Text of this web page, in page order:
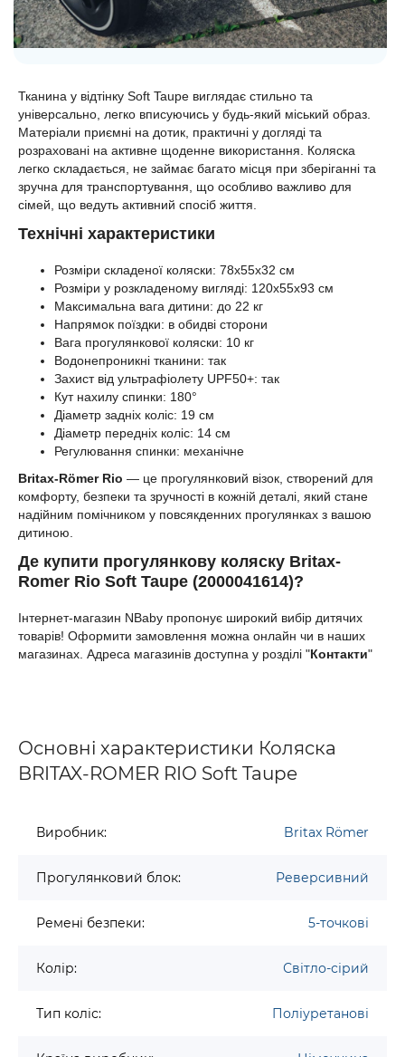
Тканина у відтінку Soft Taupe виглядає стильно та
універсально, легко вписуючись у будь-який міський образ.
Матеріали приємні на дотик, практичні у догляді та
розраховані на активне щоденне використання. Коляска
легко складається, не займає багато місця при зберіганні та
зручна для транспортування, що особливо важливо для
сімей, що ведуть активний спосіб життя.
Технічні характеристики
Розміри складеної коляски: 78x55x32 см
Розміри у розкладеному вигляді: 120x55x93 см
Максимальна вага дитини: до 22 кг
Напрямок поїздки: в обидві сторони
Вага прогулянкової коляски: 10 кг
Водонепроникні тканини: так
Захист від ультрафіолету UPF50+: так
Кут нахилу спинки: 180°
Діаметр задніх коліс: 19 см
Діаметр передніх коліс: 14 см
Регулювання спинки: механічне
Britax-Römer Rio — це прогулянковий візок, створений для
комфорту, безпеки та зручності в кожній деталі, який стане
надійним помічником у повсякденних прогулянках з вашою
дитиною.
Де купити прогулянкову коляску Britax-
Romer Rio Soft Taupe (2000041614)?
Інтернет-магазин NBaby пропонує широкий вибір дитячих
товарів! Оформити замовлення можна онлайн чи в наших
магазинах. Адреса магазинів доступна у розділі "Контакти"
Основні характеристики Коляска
BRITAX-ROMER RIO Soft Taupe
Виробник: Britax Römer
Прогулянковий блок: Реверсивний
Ремені безпеки: 5-точкові
Колір: Світло-сірий
Тип коліс: Поліуретанові